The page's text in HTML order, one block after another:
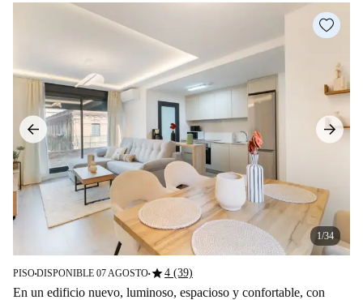
1/34
PISO■DISPONIBLE 07 AGOSTO■star4 (39)
En un edificio nuevo, luminoso, espacioso y confortable, con